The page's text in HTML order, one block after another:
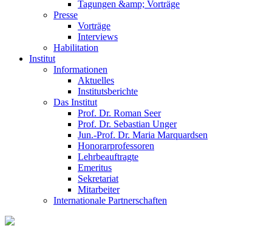
Tagungen &amp; Vorträge
Presse
Vorträge
Interviews
Habilitation
Institut
Informationen
Aktuelles
Institutsberichte
Das Institut
Prof. Dr. Roman Seer
Prof. Dr. Sebastian Unger
Jun.-Prof. Dr. Maria Marquardsen
Honorarprofessoren
Lehrbeauftragte
Emeritus
Sekretariat
Mitarbeiter
Internationale Partnerschaften